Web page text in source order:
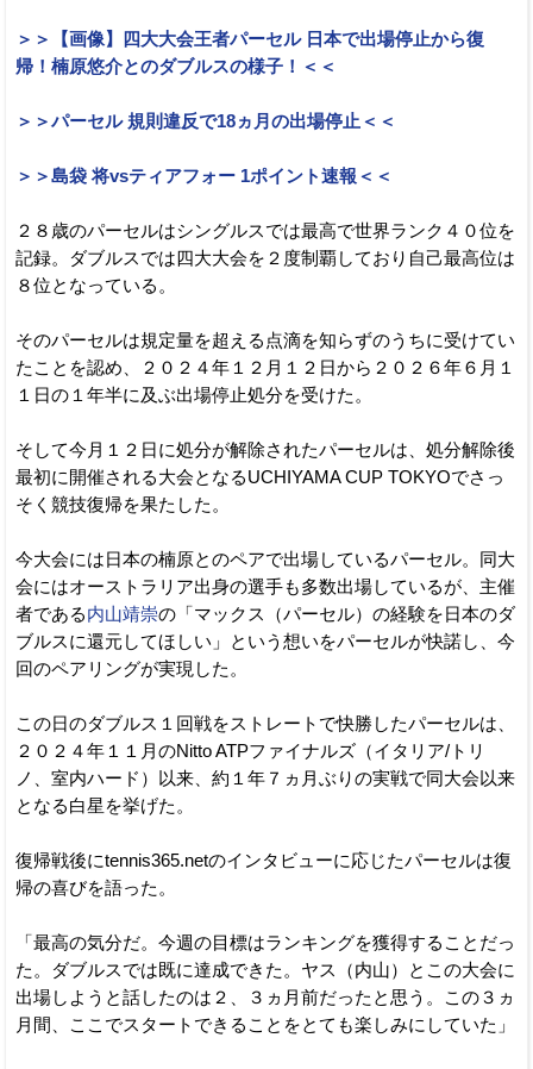
＞＞【画像】四大大会王者パーセル 日本で出場停止から復
帰！楠原悠介とのダブルスの様子！＜＜
＞＞パーセル 規則違反で18ヵ月の出場停止＜＜
＞＞島袋 将vsティアフォー 1ポイント速報＜＜
２８歳のパーセルはシングルスでは最高で世界ランク４０位を
記録。ダブルスでは四大大会を２度制覇しており自己最高位は
８位となっている。
そのパーセルは規定量を超える点滴を知らずのうちに受けてい
たことを認め、２０２４年１２月１２日から２０２６年６月１
１日の１年半に及ぶ出場停止処分を受けた。
そして今月１２日に処分が解除されたパーセルは、処分解除後
最初に開催される大会となるUCHIYAMA CUP TOKYOでさっ
そく競技復帰を果たした。
今大会には日本の楠原とのペアで出場しているパーセル。同大
会にはオーストラリア出身の選手も多数出場しているが、主催
者である内山靖崇の「マックス（パーセル）の経験を日本のダ
ブルスに還元してほしい」という想いをパーセルが快諾し、今
回のペアリングが実現した。
この日のダブルス１回戦をストレートで快勝したパーセルは、
２０２４年１１月のNitto ATPファイナルズ（イタリア/トリ
ノ、室内ハード）以来、約１年７ヵ月ぶりの実戦で同大会以来
となる白星を挙げた。
復帰戦後にtennis365.netのインタビューに応じたパーセルは復
帰の喜びを語った。
「最高の気分だ。今週の目標はランキングを獲得することだっ
た。ダブルスでは既に達成できた。ヤス（内山）とこの大会に
出場しようと話したのは２、３ヵ月前だったと思う。この３ヵ
月間、ここでスタートできることをとても楽しみにしていた」